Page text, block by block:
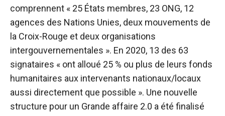
comprennent « 25 États membres, 23 ONG, 12
agences des Nations Unies, deux mouvements de
la Croix-Rouge et deux organisations
intergouvernementales ». En 2020, 13 des 63
signataires « ont alloué 25 % ou plus de leurs fonds
humanitaires aux intervenants nationaux/locaux
aussi directement que possible ». Une nouvelle
structure pour un Grande affaire 2.0 a été finalisé